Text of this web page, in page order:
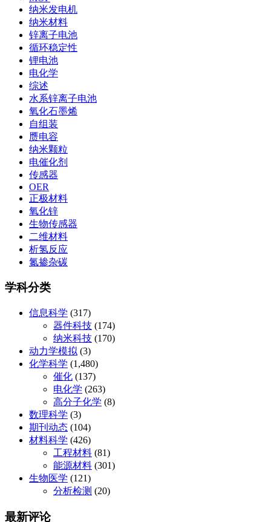
纳米发电机
纳米材料
锌离子电池
循环稳定性
锂电池
电化学
综述
水系锌离子电池
氧化石墨烯
自组装
赝电容
纳米颗粒
电催化剂
传感器
OER
正极材料
氧化锌
生物传感器
二维材料
析氢反应
氮掺杂碳
学科分类
信息科学 (317)
器件科技 (174)
纳米科技 (170)
动力学模拟 (3)
化学科学 (1,480)
催化 (137)
电化学 (263)
高分子化学 (8)
数理科学 (3)
期刊动态 (104)
材料科学 (426)
工程材料 (81)
能源材料 (301)
生物医学 (121)
分析检测 (20)
最新评论